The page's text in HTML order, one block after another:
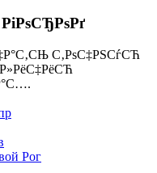
С‚РѕС‡РЅСѓСЋ
Рог